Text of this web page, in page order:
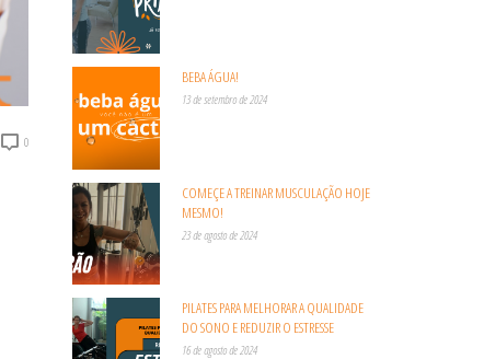
0
BEBA ÁGUA!
13 de setembro de 2024
COMEÇE A TREINAR MUSCULAÇÃO HOJE
MESMO!
23 de agosto de 2024
PILATES PARA MELHORAR A QUALIDADE
DO SONO E REDUZIR O ESTRESSE
16 de agosto de 2024